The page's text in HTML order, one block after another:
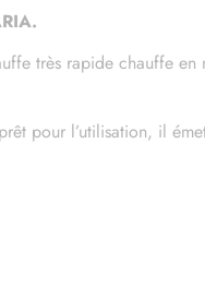
très rapide chauffe
pour l’utilisation, il